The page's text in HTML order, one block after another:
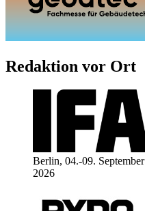
Redaktion vor Ort
Berlin, 04.-09. September
2026